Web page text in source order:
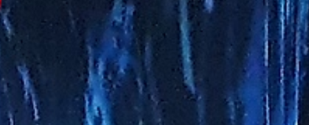
Over Cultuurstation
Nieuws